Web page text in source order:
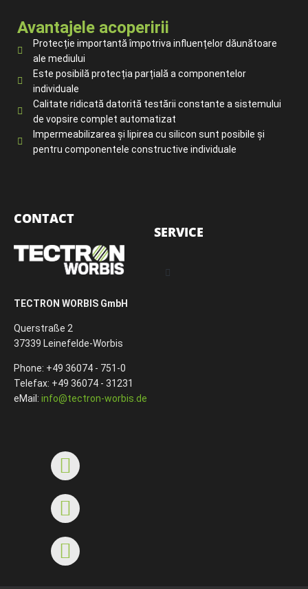
Avantajele acoperirii
Protecție importantă împotriva influențelor dăunătoare
ale mediului
Este posibilă protecția parțială a componentelor
individuale
Calitate ridicată datorită testării constante a sistemului
de vopsire complet automatizat
Impermeabilizarea și lipirea cu silicon sunt posibile și
pentru componentele constructive individuale
CONTACT
TECTRON WORBIS GmbH
Querstraße 2
37339 Leinefelde-Worbis
Phone: +49 36074 - 751-0
Telefax: +49 36074 - 31231
eMail: info@tectron-worbis.de
SERVICE